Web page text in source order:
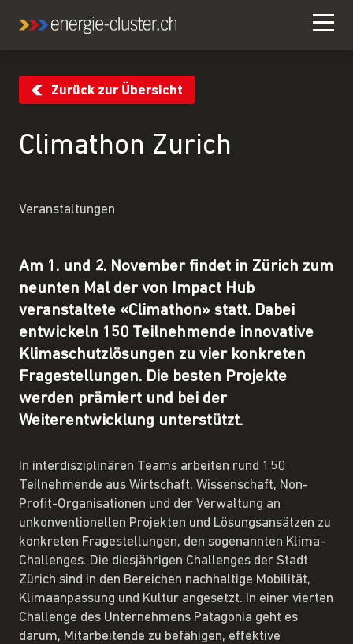
Zurück zur Übersicht
Climathon Zurich
Veranstaltungen
Am 1. und 2. November findet in Zürich zum
neunten Mal der von Impact Hub
veranstaltete «Climathon» statt. Dabei
entwickeln 150 Teilnehmende innovative
Klimaschutzlösungen zu vier konkreten
Fragestellungen. Die besten Projekte
werden prämiert und bei der
Weiterentwicklung unterstützt.
In interdisziplinären Teams arbeiten rund 150
Teilnehmende aus Wirtschaft, Wissenschaft, Non-
Profit-Organisationen und der Verwaltung an
unkonventionellen Projekten und Lösungsansätzen zu
konkreten Fragestellungen, den sogenannten Klima-
Challenges. Die diesjährigen Challenges der Stadt
Zürich sind in den Bereichen nachhaltige Mobilität,
Klimaanpassung und Kultur angesetzt. In einer vierten
Challenge des Unternehmens Patagonia geht es
darum, Mitarbeitende zu befähigen, effektive